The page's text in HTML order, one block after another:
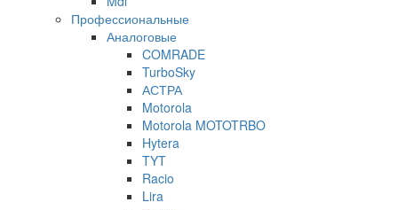
Профессиональные
Аналоговые
COMRADE
TurboSky
АСТРА
Motorola
Motorola MOTOTRBO
Hytera
TYT
Racio
Lira